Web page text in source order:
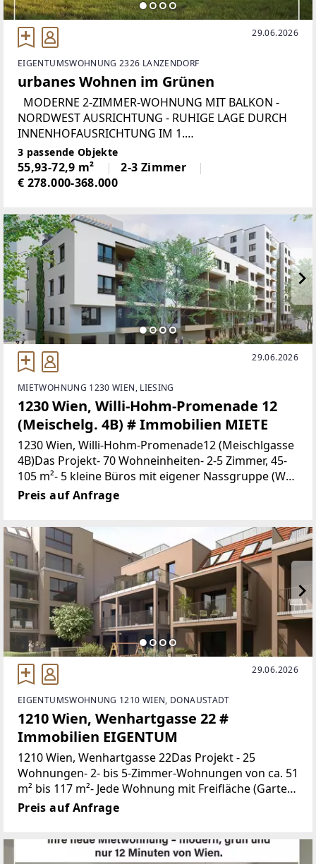
29.06.2026
EIGENTUMSWOHNUNG 2326 LANZENDORF
urbanes Wohnen im Grünen
MODERNE 2-ZIMMER-WOHNUNG MIT BALKON -
NORDWEST AUSRICHTUNG - RUHIGE LAGE DURCH
INNENHOFAUSRICHTUNG IM 1.
OBERGESCHOSS Zum Verkauf steht diese moderne
2-Zimmer-Wohnung mit 56 m²
3 passende Objekte
55,93-72,9 m²
2-3 Zimmer
€ 278.000-368.000
29.06.2026
MIETWOHNUNG 1230 WIEN, LIESING
1230 Wien, Willi-Hohm-Promenade 12
(Meischelg. 4B) # Immobilien MIETE
1230 Wien, Willi-Hohm-Promenade12 (Meischlgasse
4B)Das Projekt- 70 Wohneinheiten- 2-5 Zimmer, 45-
105 m²- 5 kleine Büros mit eigener Nassgruppe (WC
und Waschbecken)- 34 PKW Stellplätze in der
Preis auf Anfrage
29.06.2026
EIGENTUMSWOHNUNG 1210 WIEN, DONAUSTADT
1210 Wien, Wenhartgasse 22 #
Immobilien EIGENTUM
1210 Wien, Wenhartgasse 22Das Projekt - 25
Wohnungen- 2- bis 5-Zimmer-Wohnungen von ca. 51
m² bis 117 m²- Jede Wohnung mit Freifläche (Garten,
Loggia, Balkon, Terrasse)- Kleinkinderspielplatz
Preis auf Anfrage